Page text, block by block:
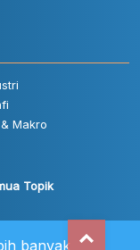
Makro
Topik
banyak